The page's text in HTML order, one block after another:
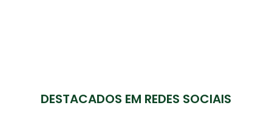
DESTACADOS EM REDES SOCIAIS